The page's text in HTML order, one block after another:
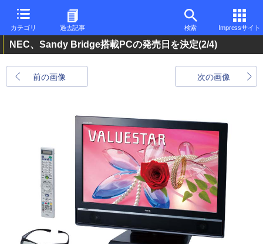
カテゴリ 過去記事 検索 Impressサイト
NEC、Sandy Bridge搭載PCの発売日を決定(2/4)
前の画像 次の画像